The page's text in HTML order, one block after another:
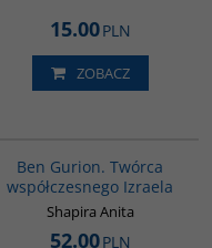
15.00PLN
ZOBACZ
Ben Gurion. Twórca
współczesnego Izraela
Shapira Anita
52.00PLN